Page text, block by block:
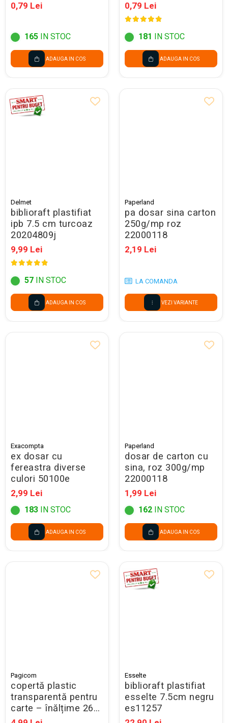
0,79 Lei
165 IN STOC
ADAUGA IN COS
0,79 Lei
181 IN STOC
ADAUGA IN COS
Delmet
biblioraft plastifiat
ipb 7.5 cm turcoaz
20204809j
9,99 Lei
57 IN STOC
ADAUGA IN COS
Paperland
pa dosar sina carton
250g/mp roz
22000118
2,19 Lei
LA COMANDA
VEZI VARIANTE
Exacompta
ex dosar cu
fereastra diverse
culori 50100e
2,99 Lei
183 IN STOC
ADAUGA IN COS
Paperland
dosar de carton cu
sina, roz 300g/mp
22000118
1,99 Lei
162 IN STOC
ADAUGA IN COS
Pagicom
copertă plastic
transparentă pentru
carte – înălțime 26
cm
Esselte
biblioraft plastifiat
esselte 7.5cm negru
es11257